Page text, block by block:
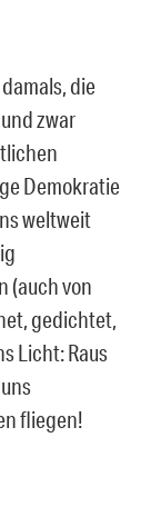
die
zwar
Demokratie
weltweit
(auch von
gedichtet,
Licht: Raus
fliegen!